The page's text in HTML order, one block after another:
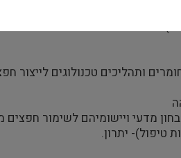
ותהליכים טכנולוגים לייצור